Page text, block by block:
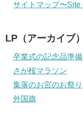
サイトマップ〜Site
LP（アーカイブ）
卒業式の記念品準備
さが桜マラソン
集落のお宮のお祭り
外国旗